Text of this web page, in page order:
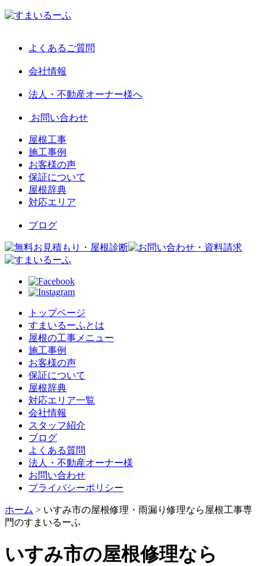
よくあるご質問
会社情報
法人・不動産オーナー様へ
お問い合わせ
屋根工事
施工事例
お客様の声
保証について
屋根辞典
対応エリア
ブログ
トップページ
すまいるーふとは
屋根の工事メニュー
施工事例
お客様の声
保証について
屋根辞典
対応エリア一覧
会社情報
スタッフ紹介
ブログ
よくある質問
法人・不動産オーナー様
お問い合わせ
プライバシーポリシー
ホーム > いすみ市の屋根修理・雨漏り修理なら屋根工事専
門のすまいるーふ
いすみ市の屋根修理なら